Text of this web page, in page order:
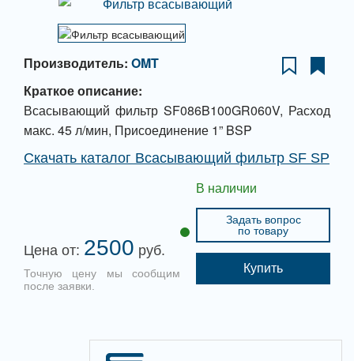
Производитель: OMT
Краткое описание:
Всасывающий фильтр SF086B100GR060V, Расход
макс. 45 л/мин, Присоединение 1” BSP
Скачать каталог Всасывающий фильтр SF SP
Цена от: 2500 руб.
Точную цену мы сообщим
после заявки.
В наличии
Задать вопрос
по товару
Купить